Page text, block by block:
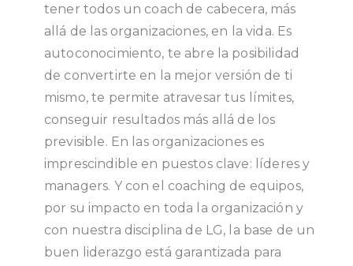
tener todos un coach de cabecera, más
allá de las organizaciones, en la vida. Es
autoconocimiento, te abre la posibilidad
de convertirte en la mejor versión de ti
mismo, te permite atravesar tus límites,
conseguir resultados más allá de los
previsible. En las organizaciones es
imprescindible en puestos clave: líderes y
managers. Y con el coaching de equipos,
por su impacto en toda la organización y
con nuestra disciplina de LG, la base de un
buen liderazgo está garantizada para